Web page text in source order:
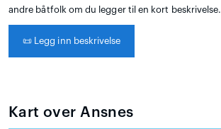
andre båtfolk om du legger til en kort beskrivelse.
📜 Legg inn beskrivelse
Kart over Ansnes